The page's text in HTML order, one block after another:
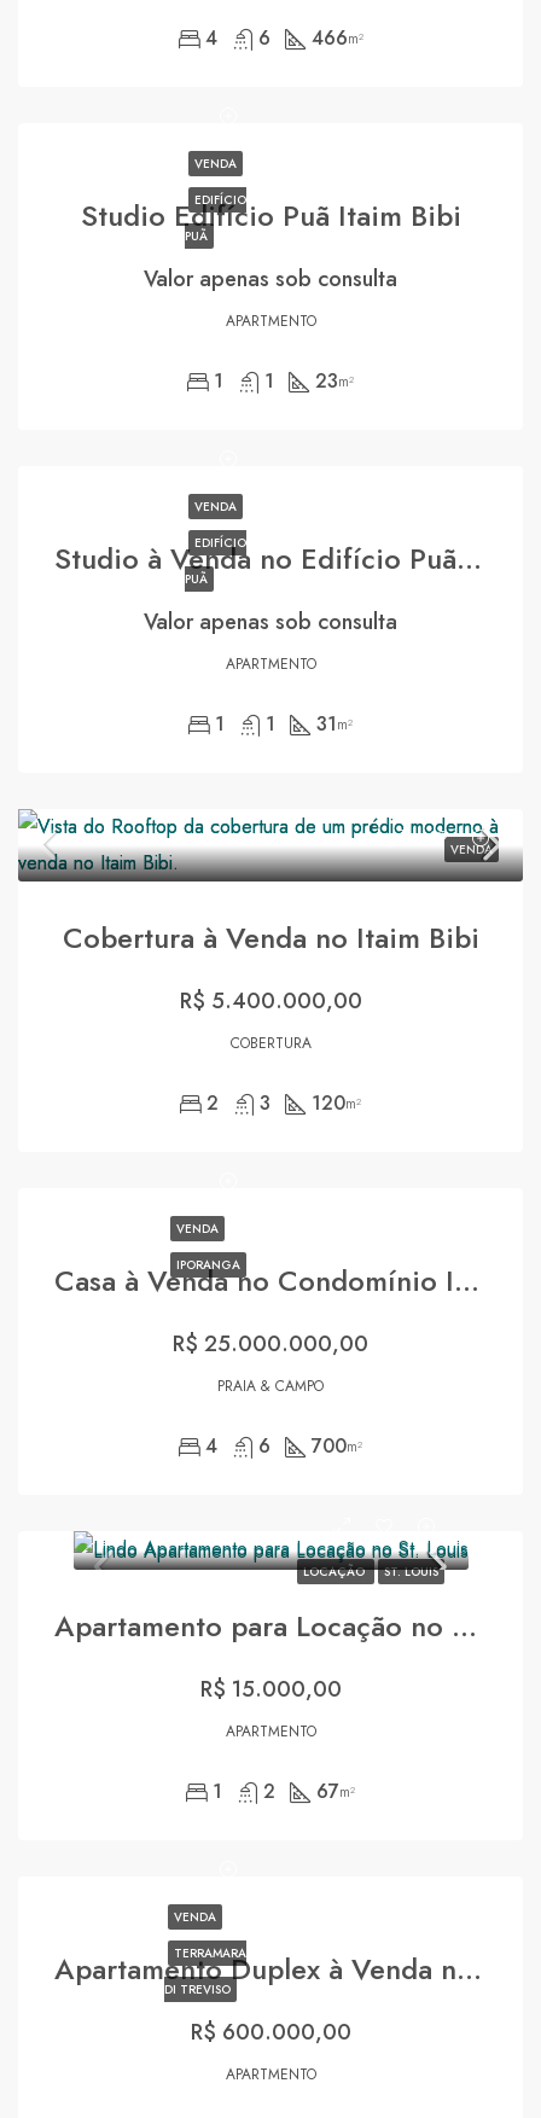
4 6 466m²
VENDA
EDIFÍCIO
PUÃ
Studio Edifício Puã Itaim Bibi
Valor apenas sob consulta
APARTMENTO
1 1 23m²
VENDA
EDIFÍCIO
PUÃ
Studio à Venda no Edifício Puã Itaim Bibi
Valor apenas sob consulta
APARTMENTO
1 1 31m²
VENDA
Cobertura à Venda no Itaim Bibi
R$ 5.400.000,00
COBERTURA
2 3 120m²
VENDA
IPORANGA
Casa à Venda no Condomínio Iporanga Guarujá
R$ 25.000.000,00
PRAIA & CAMPO
4 6 700m²
LOCAÇÃO ST. LOUIS
Apartamento para Locação no St. Louis
R$ 15.000,00
APARTMENTO
1 2 67m²
VENDA
TERRAMARA
DI TREVISO
Apartamento Duplex à Venda no Panamby
R$ 600.000,00
APARTMENTO